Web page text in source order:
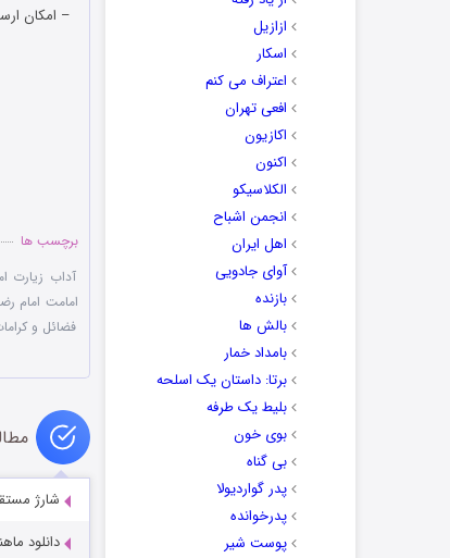
ازازیل
اسکار
اعتراف می کنم
افعی تهران
اکازیون
اکنون
الکلاسیکو
انجمن اشباح
اهل ایران
آوای جادویی
بازنده
بالش ها
بامداد خمار
برتا: داستان یک اسلحه
بلیط یک‌‌ طرفه
بوی خون
بی گناه
پدر گواردیولا
پدرخوانده
پوست شیر
– امکان
برچسب ها
آداب زیارت
امامت امام
فضائل و
شارژ
دانلود